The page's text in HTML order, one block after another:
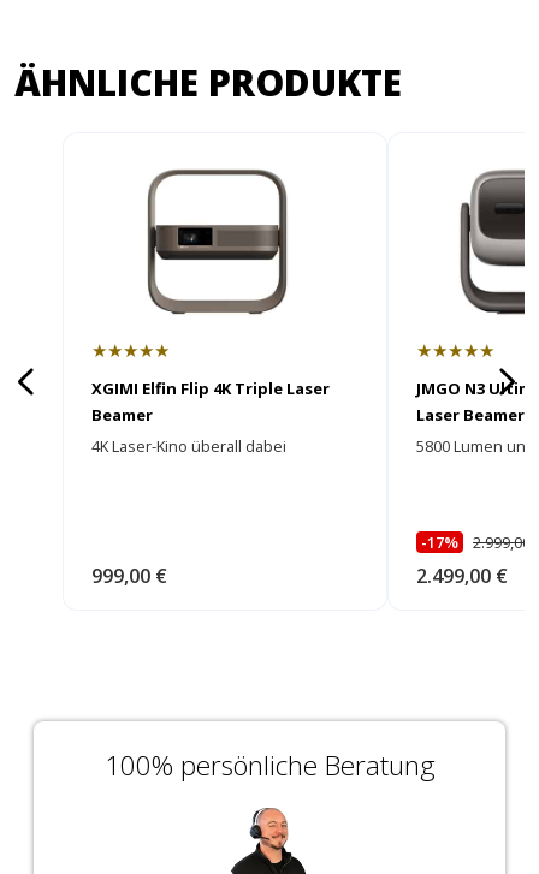
ÄHNLICHE PRODUKTE
★★★★★
XGIMI Elfin Flip 4K Triple Laser
Beamer
4K Laser-Kino überall dabei
999,00 €
★★★★★
JMGO N3
Laser Beamer
5800 Lumen
-17% 2.999,00
2.499,00 €
100% persönliche Beratung